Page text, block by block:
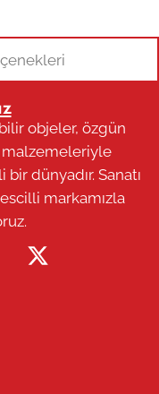
objeler, özgün
malzemeleriyle
bir dünyadır. Sanatı
markamızla